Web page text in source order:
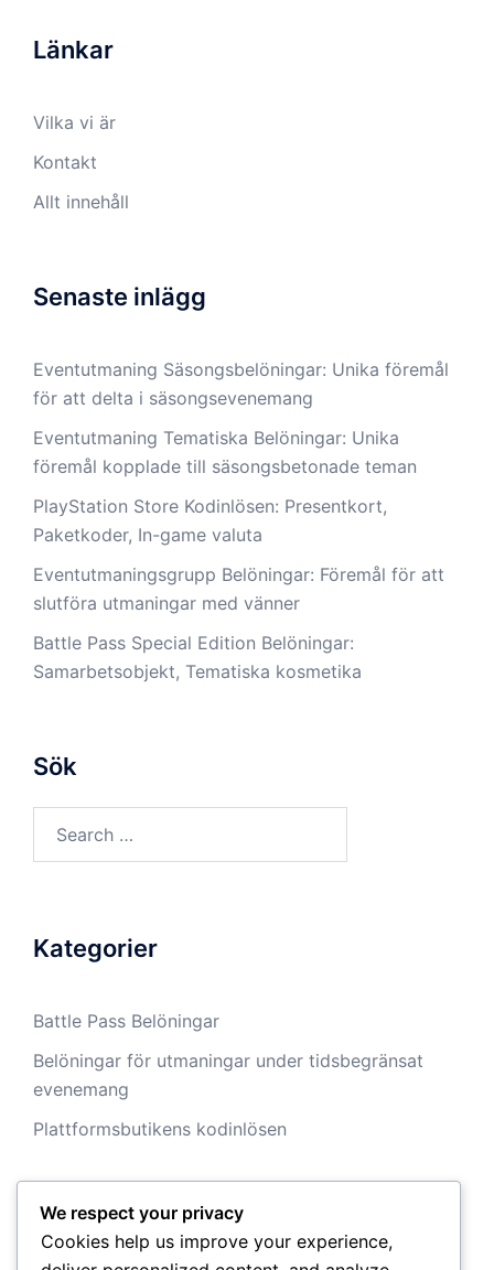
Länkar
Vilka vi är
Kontakt
Allt innehåll
Senaste inlägg
Eventutmaning Säsongsbelöningar: Unika föremål
för att delta i säsongsevenemang
Eventutmaning Tematiska Belöningar: Unika
föremål kopplade till säsongsbetonade teman
PlayStation Store Kodinlösen: Presentkort,
Paketkoder, In-game valuta
Eventutmaningsgrupp Belöningar: Föremål för att
slutföra utmaningar med vänner
Battle Pass Special Edition Belöningar:
Samarbetsobjekt, Tematiska kosmetika
Sök
Kategorier
Battle Pass Belöningar
Belöningar för utmaningar under tidsbegränsat
evenemang
Plattformsbutikens kodinlösen
Arkiv
We respect your privacy
Cookies help us improve your experience,